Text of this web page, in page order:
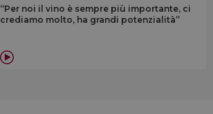
“Per noi il vino è sempre più importante, ci
crediamo molto, ha grandi potenzialità”